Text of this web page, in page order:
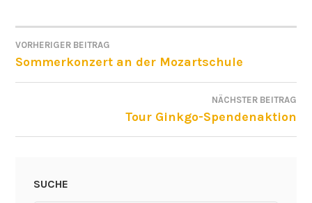
BEITRAGSNAVIGATION
VORHERIGER BEITRAG
Sommerkonzert an der Mozartschule
NÄCHSTER BEITRAG
Tour Ginkgo-Spendenaktion
SUCHE